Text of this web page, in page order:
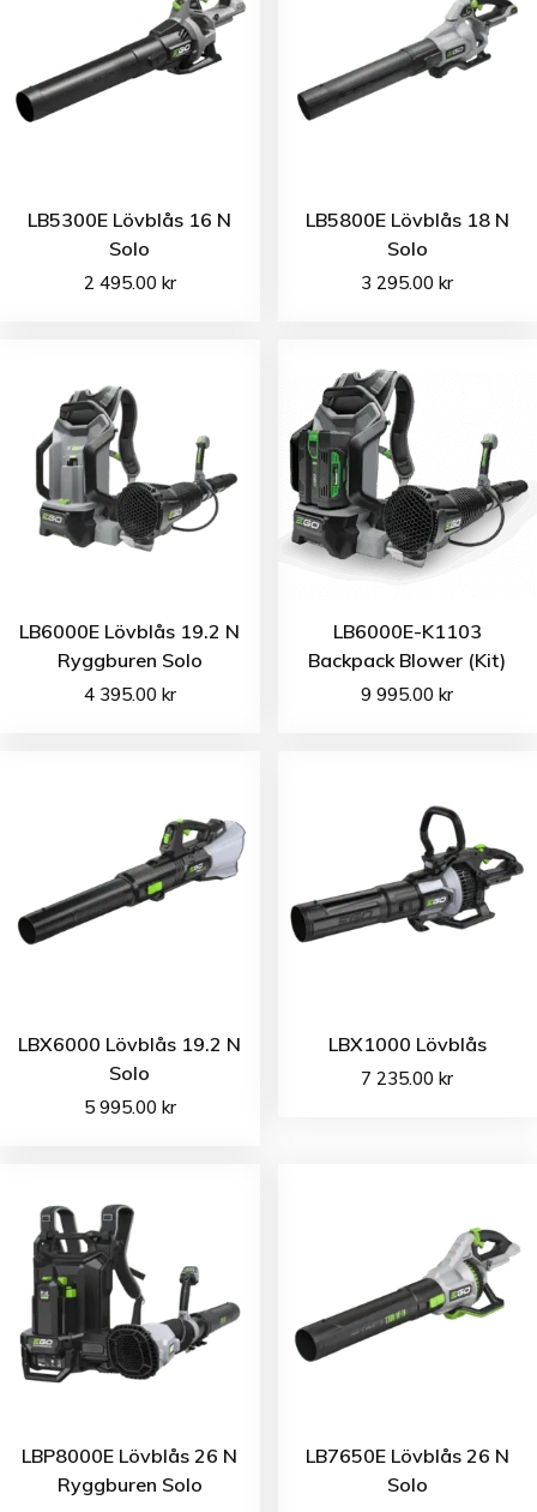
LB5300E Lövblås 16 N
Solo
2 495.00 kr
LB5800E Lövblås 18 N
Solo
3 295.00kr
LB6000E Lövblås 19.2 N
Ryggburen Solo
4 395.00 kr
LB6000E-K1103
Backpack Blower (Kit)
9 995.00kr
LBX6000 Lövblås 19.2 N
Solo
5 995.00 kr
LBX1000 Lövblås
7 235.00kr
LBP8000E Lövblås 26 N
Ryggburen Solo
LB7650E Lövblås 26 N
Solo